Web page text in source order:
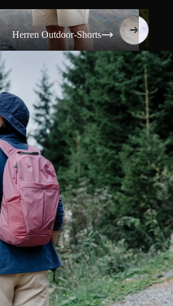
Outdoor-Shorts
Herren Outdoor-Shorts
Damen